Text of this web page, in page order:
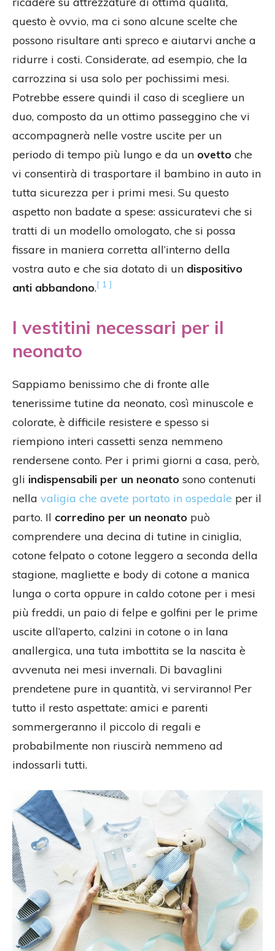
questo è ovvio, ma ci sono alcune scelte che
possono risultare anti spreco e aiutarvi anche a
ridurre i costi. Considerate, ad esempio, che la
carrozzina si usa solo per pochissimi mesi.
Potrebbe essere quindi il caso di scegliere un
duo, composto da un ottimo passeggino che vi
accompagnerà nelle vostre uscite per un
periodo di tempo più lungo e da un ovetto che
vi consentirà di trasportare il bambino in auto in
tutta sicurezza per i primi mesi. Su questo
aspetto non badate a spese: assicuratevi che si
tratti di un modello omologato, che si possa
fissare in maniera corretta all’interno della
vostra auto e che sia dotato di un dispositivo
anti abbandono.[ 1 ]
I vestitini necessari per il
neonato
Sappiamo benissimo che di fronte alle
tenerissime tutine da neonato, così minuscole e
colorate, è difficile resistere e spesso si
riempiono interi cassetti senza nemmeno
rendersene conto. Per i primi giorni a casa, però,
gli indispensabili per un neonato sono contenuti
nella valigia che avete portato in ospedale per il
parto. Il corredino per un neonato può
comprendere una decina di tutine in ciniglia,
cotone felpato o cotone leggero a seconda della
stagione, magliette e body di cotone a manica
lunga o corta oppure in caldo cotone per i mesi
più freddi, un paio di felpe e golfini per le prime
uscite all’aperto, calzini in cotone o in lana
anallergica, una tuta imbottita se la nascita è
avvenuta nei mesi invernali. Di bavaglini
prendetene pure in quantità, vi serviranno! Per
tutto il resto aspettate: amici e parenti
sommergeranno il piccolo di regali e
probabilmente non riuscirà nemmeno ad
indossarli tutti.